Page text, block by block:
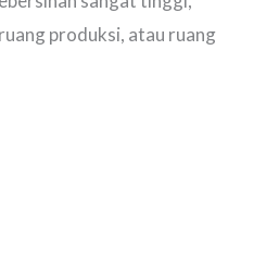
produksi, atau ruang